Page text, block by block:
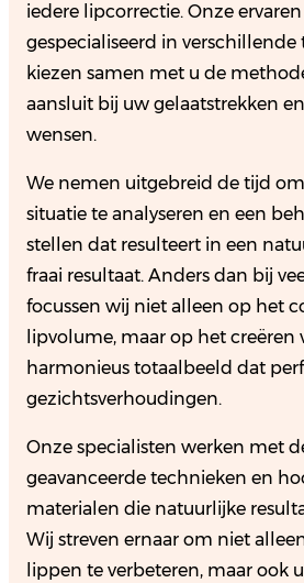
iedere lipcorrectie. Onze
gespecialiseerd in verschillende
kiezen samen met u de
aansluit bij uw gelaatstrekken
wensen.
We nemen uitgebreid de tijd
situatie te analyseren en een
stellen dat resulteert in een
fraai resultaat. Anders dan bij
focussen wij niet alleen op het
lipvolume, maar op het creëren
harmonieus totaalbeeld dat
gezichtsverhoudingen.
Onze specialisten werken met
geavanceerde technieken en
materialen die natuurlijke
Wij streven ernaar om niet
lippen te verbeteren, maar ook